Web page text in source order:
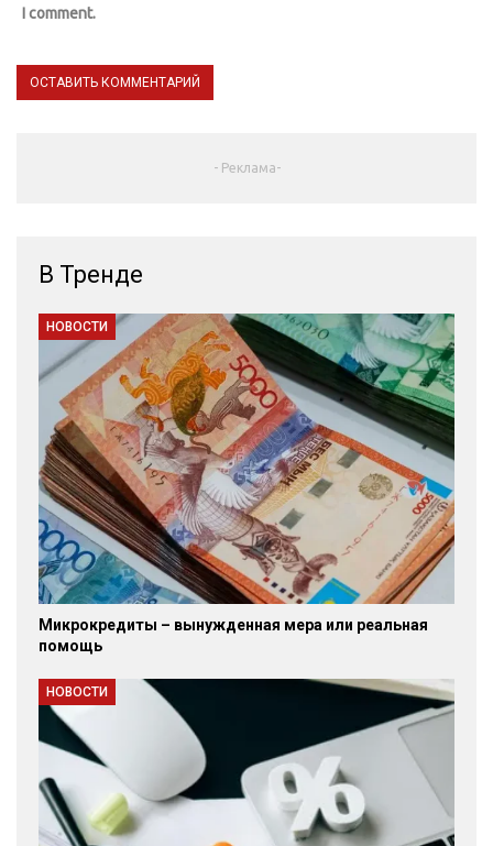
I comment.
- Реклама-
В Тренде
НОВОСТИ
Микрокредиты – вынужденная мера или реальная
помощь
НОВОСТИ